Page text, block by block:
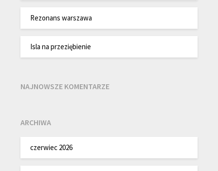
Rezonans warszawa
Isla na przeziębienie
NAJNOWSZE KOMENTARZE
ARCHIWA
czerwiec 2026